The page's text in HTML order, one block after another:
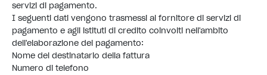
servizi di pagamento.
I seguenti dati vengono trasmessi al fornitore di servizi di
pagamento e agli istituti di credito coinvolti nell'ambito
dell'elaborazione del pagamento:
Nome del destinatario della fattura
Numero di telefono